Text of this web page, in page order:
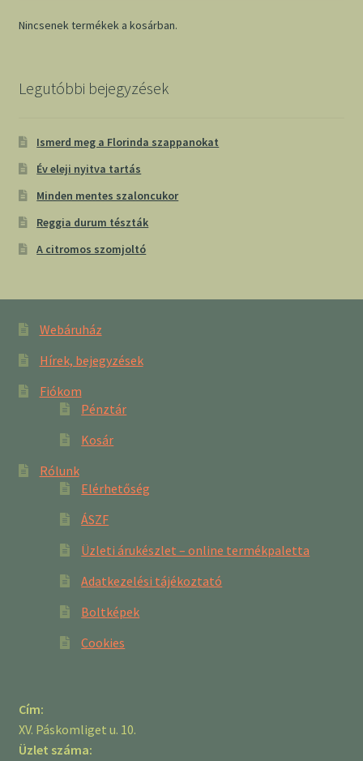
Nincsenek termékek a kosárban.
Legutóbbi bejegyzések
Ismerd meg a Florinda szappanokat
Év eleji nyitva tartás
Minden mentes szaloncukor
Reggia durum tészták
A citromos szomjoltó
Webáruház
Hírek, bejegyzések
Fiókom
Pénztár
Kosár
Rólunk
Elérhetőség
ÁSZF
Üzleti árukészlet – online termékpaletta
Adatkezelési tájékoztató
Boltképek
Cookies
Cím:
XV. Páskomliget u. 10.
Üzlet száma: